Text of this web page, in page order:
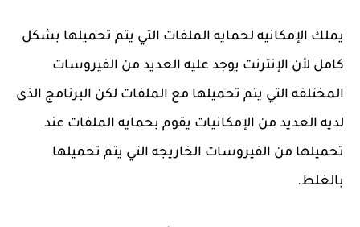
يملك الإمكانيه لحمايه الملفات التي يتم تحميلها بشكل
كامل لأن الإنترنت يوجد عليه العديد من الفيروسات
المختلفه التي يتم تحميلها مع الملفات لكن البرنامج الذى
لديه العديد من الإمكانيات يقوم بحمايه الملفات عند
تحميلها من الفيروسات الخاريجه التي يتم تحميلها
بالغلط.